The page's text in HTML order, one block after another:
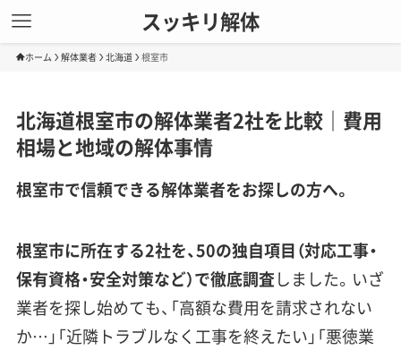
スッキリ解体
ホーム 解体業者 北海道 根室市
北海道根室市の解体業者2社を比較｜費用
相場と地域の解体事情
根室市で信頼できる解体業者をお探しの方へ。
根室市に所在する2社を、50の独自項目（対応工事・
保有資格・安全対策など）で徹底調査しました。いざ
業者を探し始めても、「高額な費用を請求されない
か…」「近隣トラブルなく工事を終えたい」「悪徳業